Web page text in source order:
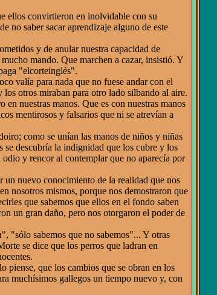
ellos convirtieron en inolvidable con su
no saber sacar aprendizaje alguno de este
y de anular nuestra capacidad de
mando. Que marchen a cazar, insistió. Y
"elcorteinglés".
valía para nada que no fuese andar con el
otros miraban para otro lado silbando al aire.
nuestras manos. Que es con nuestras manos
mentirosos y falsarios que ni se atrevían a
como se unían las manos de niños y niñas
se descubría la indignidad que los cubre y los
y rencor al contemplar que no aparecía por
un nuevo conocimiento de la realidad que nos
nosotros mismos, porque nos demostraron que
que sabemos que ellos en el fondo saben
un gran daño, pero nos otorgaron el poder de
"sólo sabemos que no sabemos"... Y otras
se dice que los perros que ladran en
piense, que los cambios que se obran en los
muchísimos gallegos un tiempo nuevo y, con